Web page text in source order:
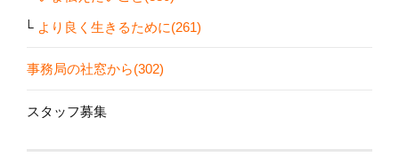
より良く生きるために(261)
事務局の社窓から(302)
スタッフ募集